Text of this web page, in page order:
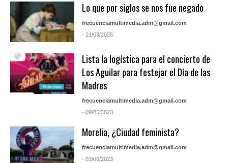
Lo que por siglos se nos fue negado
frecuenciamultimedia.adm@gmail.com
- 21/03/2025
Lista la logística para el concierto de
Los Aguilar para festejar el Día de las
Madres
frecuenciamultimedia.adm@gmail.com
- 09/05/2023
Morelia, ¿Ciudad feminista?
frecuenciamultimedia.adm@gmail.com
- 03/06/2023